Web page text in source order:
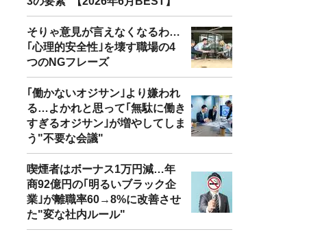
そりゃ意見が言えなくなるわ…
｢心理的安全性｣を壊す職場の4
つのNGフレーズ
｢働かないオジサン｣より嫌われ
る…よかれと思って｢無駄に働き
すぎるオジサン｣が増やしてしま
う"不要な会議"
喫煙者はボーナス1万円減…年
商92億円の｢明るいブラック企
業｣が離職率60→8%に改善させ
た"変な社内ルール"